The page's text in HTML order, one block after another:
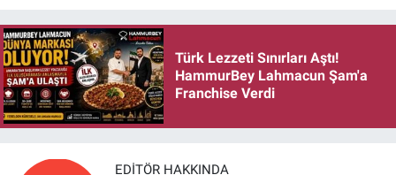
Türk Lezzeti Sınırları Aştı!
HammurBey Lahmacun Şam'a
Franchise Verdi
EDITÖR HAKKINDA